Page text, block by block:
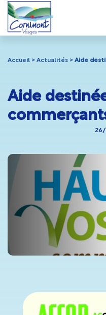
Accueil > Actualités > Aide
Aide